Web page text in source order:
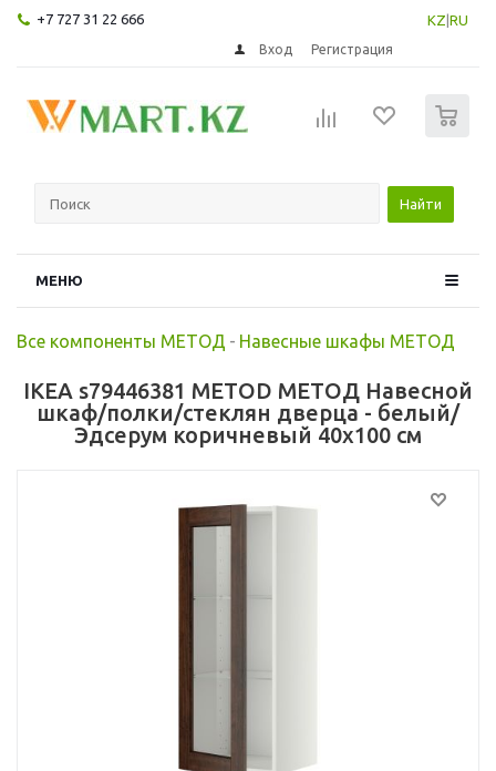
+7 727 31 22 666 KZ RU
Вход Регистрация
Найти
МЕНЮ
Все компоненты МЕТОД - Навесные шкафы МЕТОД
IKEA s79446381 METOD МЕТОД Навесной
шкаф/полки/стеклян дверца - белый/
Эдсерум коричневый 40x100 см